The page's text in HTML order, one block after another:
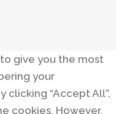
give you the most
your
clicking “Accept All”,
cookies. However,